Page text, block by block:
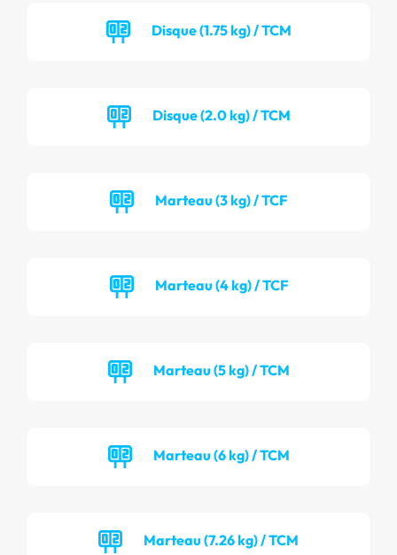
Disque (1.75 kg) / TCM
Disque (2.0 kg) / TCM
Marteau (3 kg) / TCF
Marteau (4 kg) / TCF
Marteau (5 kg) / TCM
Marteau (6 kg) / TCM
Marteau (7.26 kg) / TCM